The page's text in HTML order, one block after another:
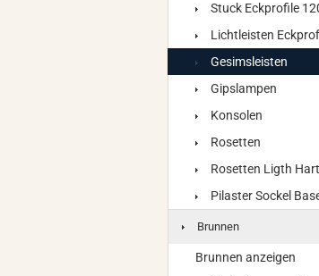
Stuck Eckprofile
Lichtleisten
Gesimsleisten
Gipslampen
Konsolen
Rosetten
Rosetten Ligth
Pilaster Sockel
Brunnen
Brunnen anzeigen